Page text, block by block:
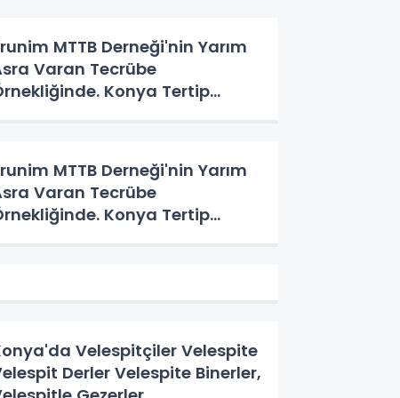
MTTB Derneği'nin Yarım
Varan Tecrübe
Konya Tertip
MTTB Derneği'nin Yarım
Varan Tecrübe
Konya Tertip
Velespitçiler Velespite
Derler Velespite Binerler,